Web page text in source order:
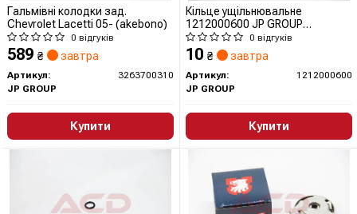
Гальмівні колодки зад.
Chevrolet Lacetti 05- (akebono)
0 відгуків
589 ₴ завтра
Артикул:
3263700310
JP GROUP
Купити
Кільце ущільнювальне
1212000600 JP GROUP
(QUINTON HAZELL)
0 відгуків
10 ₴ завтра
Артикул:
1212000600
JP GROUP
Купити